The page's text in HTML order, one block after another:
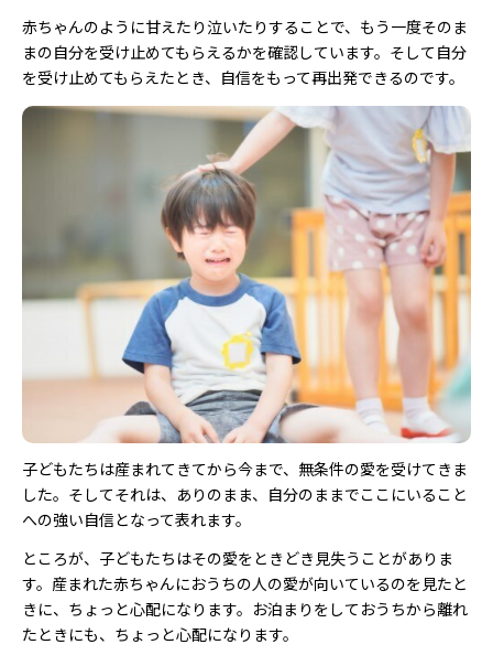
赤ちゃんのように甘えたり泣いたりすることで、もう一度そのま
まの自分を受け止めてもらえるかを確認しています。そして自分
を受け止めてもらえたとき、自信をもって再出発できるのです。
子どもたちは産まれてきてから今まで、無条件の愛を受けてきま
した。そしてそれは、ありのまま、自分のままでここにいること
への強い自信となって表れます。
ところが、子どもたちはその愛をときどき見失うことがありま
す。産まれた赤ちゃんにおうちの人の愛が向いているのを見たと
きに、ちょっと心配になります。お泊まりをしておうちから離れ
たときにも、ちょっと心配になります。